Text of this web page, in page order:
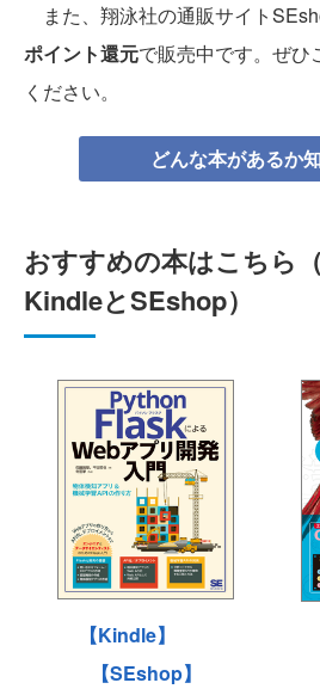
また、翔泳社の通販サイト
ポイント還元で販売中です。ぜひ
ください。
どんな本があるか
おすすめの本はこちら
KindleとSEshop）
【Kindle】
【SEshop】